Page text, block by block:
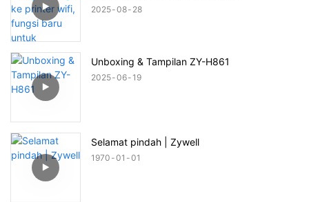
2025 08 28
Unboxing & Tampilan ZY-H861
2025 06 19
Selamat pindah | Zywell
1970 01 01